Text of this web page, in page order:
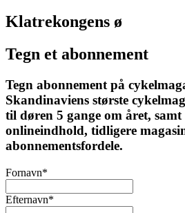
Klatrekongens ø
Tegn et abonnement
Tegn abonnement på
Skandinaviens største
til døren 5 gange om året,
onlineindhold, tidligere
abonnementsfordele.
Fornavn*
Efternavn*